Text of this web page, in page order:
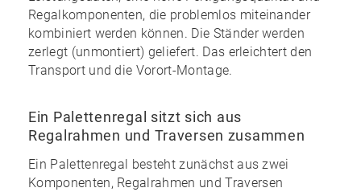
Regalkomponenten, die problemlos miteinander
kombiniert werden können. Die Ständer werden
zerlegt (unmontiert) geliefert. Das erleichtert den
Transport und die Vorort-Montage.
Ein Palettenregal sitzt sich aus
Regalrahmen und Traversen zusammen
Ein Palettenregal besteht zunächst aus zwei
Komponenten, Regalrahmen und Traversen